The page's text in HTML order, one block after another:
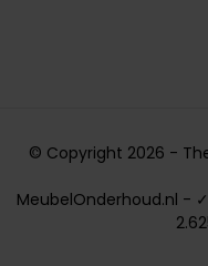
© Copyright 2026 -
MeubelOnderhoud.nl -